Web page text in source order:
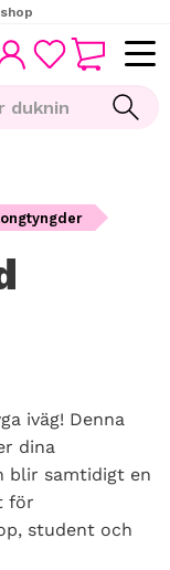
FAVORITER
KUNDVAGN
iväg! Denna
dina
blir samtidigt en
för
student och